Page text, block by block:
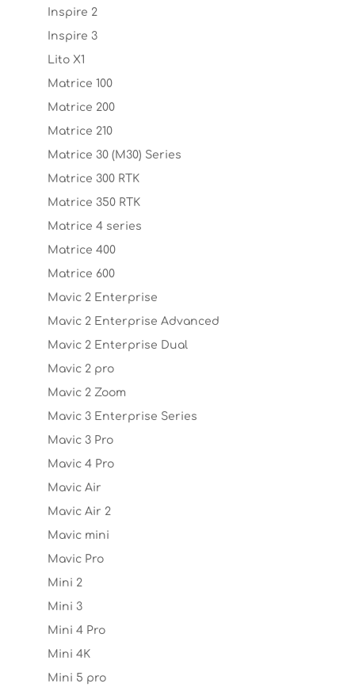
Inspire 2
Inspire 3
Lito X1
Matrice 100
Matrice 200
Matrice 210
Matrice 30 (M30) Series
Matrice 300 RTK
Matrice 350 RTK
Matrice 4 series
Matrice 400
Matrice 600
Mavic 2 Enterprise
Mavic 2 Enterprise Advanced
Mavic 2 Enterprise Dual
Mavic 2 pro
Mavic 2 Zoom
Mavic 3 Enterprise Series
Mavic 3 Pro
Mavic 4 Pro
Mavic Air
Mavic Air 2
Mavic mini
Mavic Pro
Mini 2
Mini 3
Mini 4 Pro
Mini 4K
Mini 5 pro